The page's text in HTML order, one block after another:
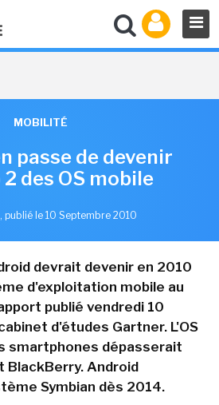
MOBILITÉ
passe de devenir
des OS mobile
, publié le 10 Septembre 2010
devrait devenir en 2010
d'exploitation mobile au
publié vendredi 10
d'études Gartner. L'OS
smartphones dépasserait
BlackBerry. Android
Symbian dès 2014.